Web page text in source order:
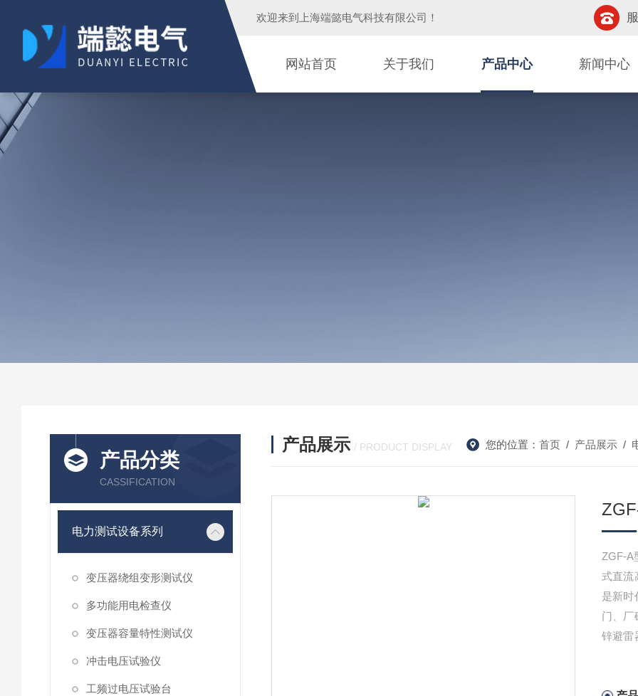
欢迎来到 上海端懿电气科技有限公司 ！
网站首页 关于我们 产品中心 新闻中心
产品分类
CASSIFICATION
电力测试设备系列
变压器绕组变形测试仪
多功能用电检查仪
变压器容量特性测试仪
冲击电压试验仪
工频过电压试验台
产品展示 / PRODUCT DISPLAY 您的位置： 首页/ 产品展示/
ZGF-A
式直流
是新
门、厂
锌避雷